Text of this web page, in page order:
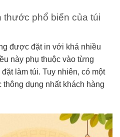
phổ biến của túi
được đặt in với khá nhiều
này phụ thuộc vào từng
làm túi. Tuy nhiên, có một
dụng nhất khách hàng